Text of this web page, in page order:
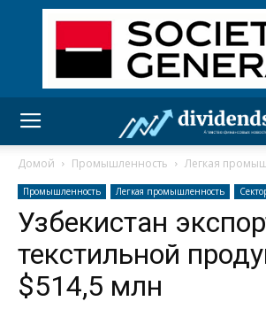
Домой Промышленность Легкая
Промышленность Легкая промышленность
Узбекистан
текстильной
$514,5 млн